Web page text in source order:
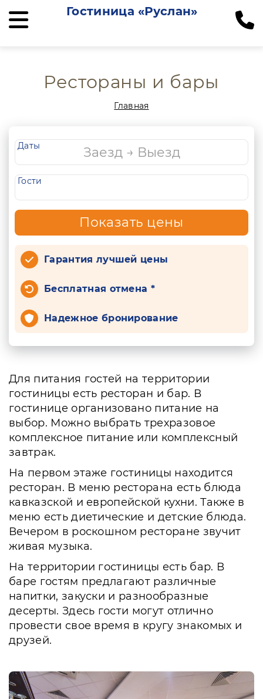
Гостиница «Руслан»
Рестораны и бары
Главная
Даты
Гости
Показать цены
Гарантия лучшей цены
Бесплатная отмена *
Надежное бронирование
Для питания гостей на территории
гостиницы есть ресторан и бар. В
гостинице организовано питание на
выбор. Можно выбрать трехразовое
комплексное питание или комплексный
завтрак.
На первом этаже гостиницы находится
ресторан. В меню ресторана есть блюда
кавказской и европейской кухни. Также в
меню есть диетические и детские блюда.
Вечером в роскошном ресторане звучит
живая музыка.
На территории гостиницы есть бар. В
баре гостям предлагают различные
напитки, закуски и разнообразные
десерты. Здесь гости могут отлично
провести свое время в кругу знакомых и
друзей.